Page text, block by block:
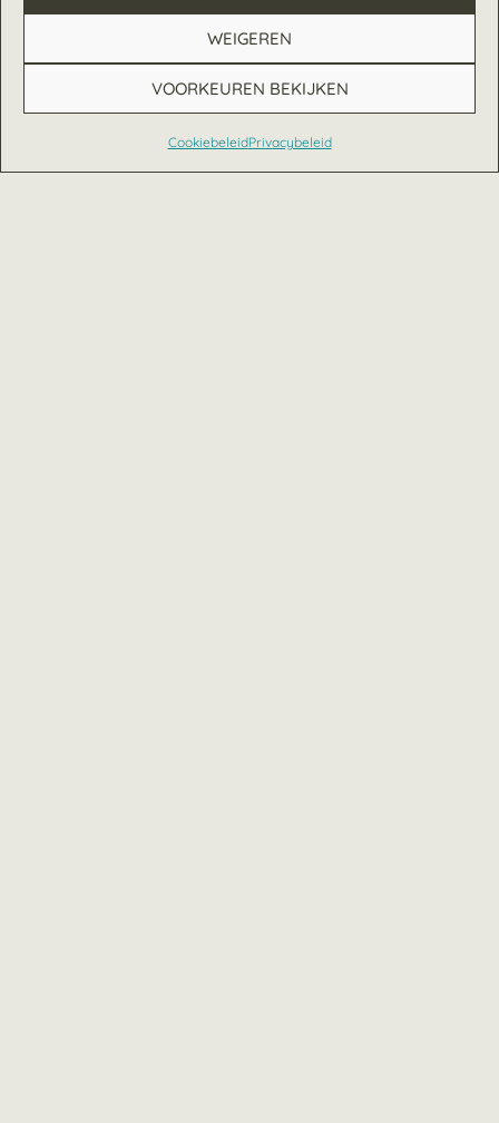
WEIGEREN
VOORKEUREN BEKIJKEN
CookiebeleidPrivacybeleidNederlands